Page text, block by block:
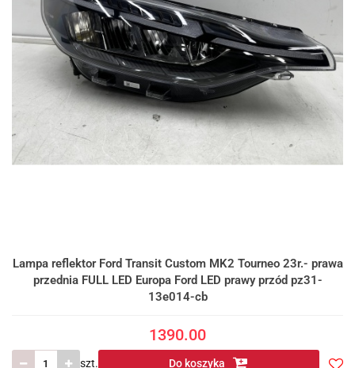
Lampa reflektor Ford Transit Custom MK2 Tourneo 23r.- prawa
przednia FULL LED Europa Ford LED prawy przód pz31-
13e014-cb
1390.00
szt. Do koszyka